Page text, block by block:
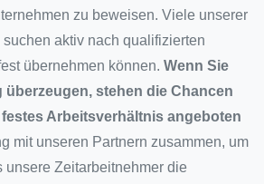
zu beweisen. Viele unserer
aktiv nach qualifizierten
übernehmen können. Wenn Sie
stehen die Chancen
Arbeitsverhältnis angeboten
mit unseren Partnern zusammen, um
unsere Zeitarbeitnehmer die